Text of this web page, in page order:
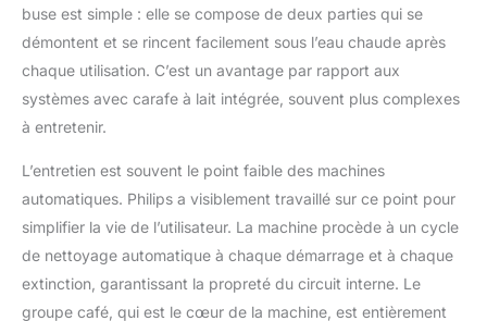
buse est simple : elle se compose de deux parties qui se
démontent et se rincent facilement sous l’eau chaude après
chaque utilisation. C’est un avantage par rapport aux
systèmes avec carafe à lait intégrée, souvent plus complexes
à entretenir.
L’entretien est souvent le point faible des machines
automatiques. Philips a visiblement travaillé sur ce point pour
simplifier la vie de l’utilisateur. La machine procède à un cycle
de nettoyage automatique à chaque démarrage et à chaque
extinction, garantissant la propreté du circuit interne. Le
groupe café, qui est le cœur de la machine, est entièrement